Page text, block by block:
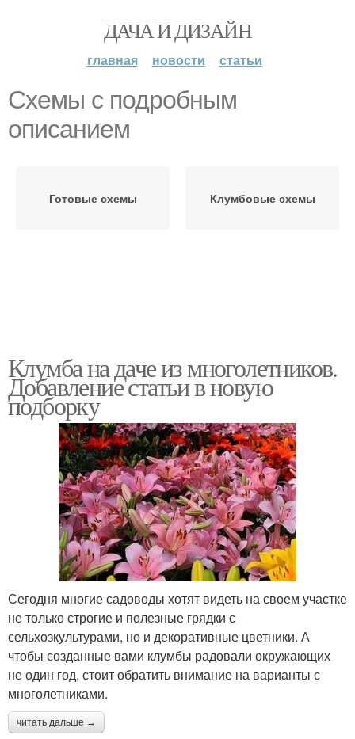
ДАЧА И ДИЗАЙН
главная новости статьи
Схемы с подробным
описанием
Готовые схемы Клумбовые схемы
Клумба на даче из многолетников.
Добавление статьи в новую
подборку
Сегодня многие садоводы хотят видеть на своем участке
не только строгие и полезные грядки с
сельхозкультурами, но и декоративные цветники. А
чтобы созданные вами клумбы радовали окружающих
не один год, стоит обратить внимание на варианты с
многолетниками.
читать дальше →